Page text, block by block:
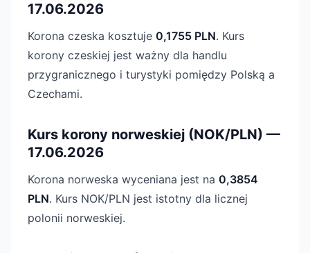
17.06.2026
Korona czeska kosztuje 0,1755 PLN. Kurs
korony czeskiej jest ważny dla handlu
przygranicznego i turystyki pomiędzy Polską a
Czechami.
Kurs korony norweskiej (NOK/PLN) —
17.06.2026
Korona norweska wyceniana jest na 0,3854
PLN. Kurs NOK/PLN jest istotny dla licznej
polonii norweskiej.